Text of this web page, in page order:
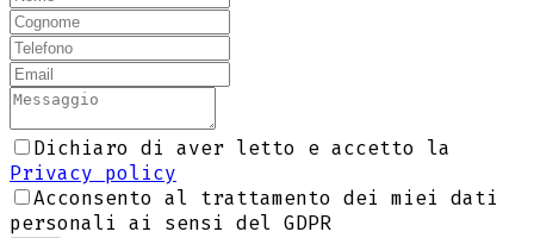
Dichiaro di aver letto e accetto la
Privacy policy
Acconsento al trattamento dei miei dati
personali ai sensi del GDPR